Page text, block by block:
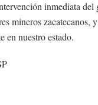
inmediata
mineros zacatecanos,
en nuestro estado.